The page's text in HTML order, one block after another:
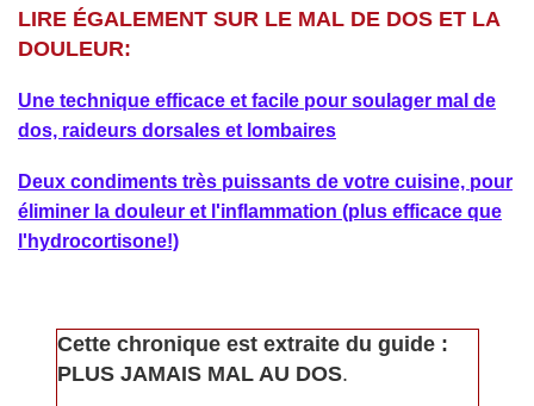
LIRE ÉGALEMENT SUR LE MAL DE DOS ET LA
DOULEUR:
Une technique efficace et facile pour soulager mal de
dos, raideurs dorsales et lombaires
Deux condiments très puissants de votre cuisine, pour
éliminer la douleur et l'inflammation (plus efficace que
l'hydrocortisone!)
Cette chronique est extraite du guide :
PLUS JAMAIS MAL AU DOS.